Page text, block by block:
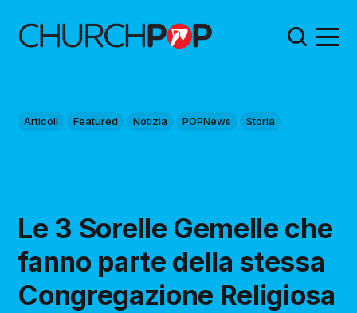
Articoli Featured Notizia POPNews Storia
Le 3 Sorelle Gemelle che
fanno parte della stessa
Congregazione Religiosa